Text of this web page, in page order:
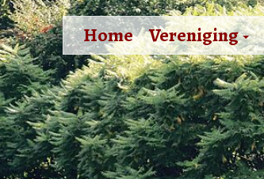
Home Vereniging